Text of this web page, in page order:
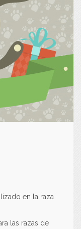
en la raza
las razas de